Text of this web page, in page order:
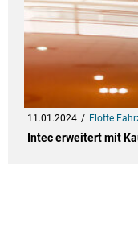
11.01.2024 Flotte
Intec erweitert mit